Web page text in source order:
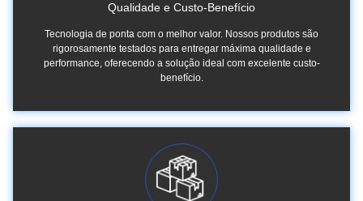
Qualidade e Custo-Benefício
Tecnologia de ponta com o melhor valor. Nossos produtos são
rigorosamente testados para entregar máxima qualidade e
performance, oferecendo a solução ideal com excelente custo-
benefício.